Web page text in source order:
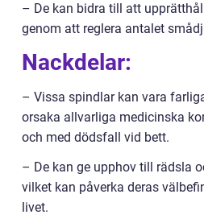
– De kan bidra till att
genom att reglera antalet
Nackdelar:
– Vissa spindlar kan vara
orsaka allvarliga medicinska
och med dödsfall vid bett.
– De kan ge upphov till rädsla
vilket kan påverka deras
livet.